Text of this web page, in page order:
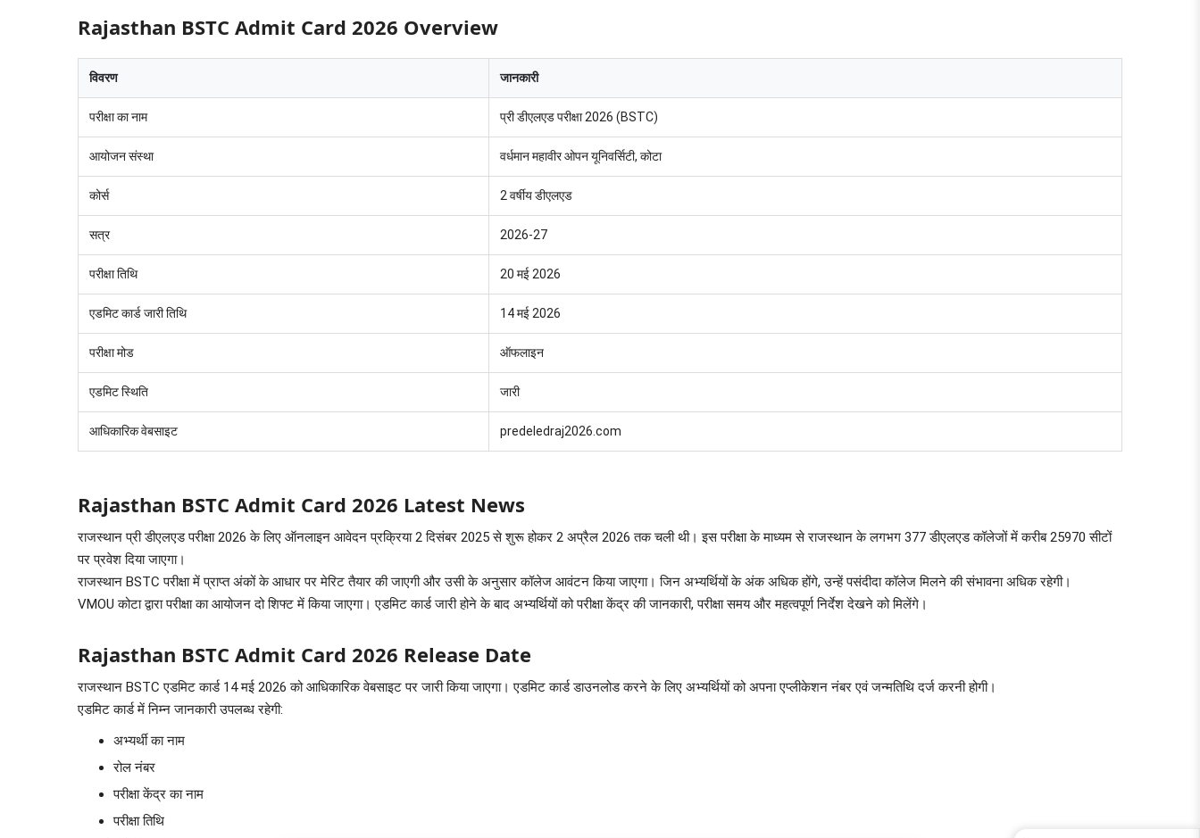
Rajasthan BSTC Admit Card 2026 Overview
विवरण जानकारी
परीक्षा का नाम प्री डीएलएड परीक्षा 2026 (BSTC)
आयोजन संस्था वर्धमान महावीर ओपन यूनिवर्सिटी, कोटा
कोर्स 2 वर्षीय डीएलएड
सत्र 2026-27
परीक्षा तिथि 20 मई 2026
एडमिट कार्ड जारी तिथि 14 मई 2026
परीक्षा मोड ऑफलाइन
एडमिट स्थिति जारी
आधिकारिक वेबसाइट predeledraj2026.com
Rajasthan BSTC Admit Card 2026 Latest News
राजस्थान प्री डीएलएड परीक्षा 2026 के लिए ऑनलाइन आवेदन प्रक्रिया 2 दिसंबर 2025 से शुरू होकर 2 अप्रैल 2026 तक चली थी। इस परीक्षा के माध्यम से राजस्थान के लगभग 377 डीएलएड कॉलेजों में करीब 25970 सीटों
पर प्रवेश दिया जाएगा।
राजस्थान BSTC परीक्षा में प्राप्त अंकों के आधार पर मेरिट तैयार की जाएगी और उसी के अनुसार कॉलेज आवंटन किया जाएगा। जिन अभ्यर्थियों के अंक अधिक होंगे, उन्हें पसंदीदा कॉलेज मिलने की संभावना अधिक रहेगी।
VMOU कोटा द्वारा परीक्षा का आयोजन दो शिफ्ट में किया जाएगा। एडमिट कार्ड जारी होने के बाद अभ्यर्थियों को परीक्षा केंद्र की जानकारी, परीक्षा समय और महत्वपूर्ण निर्देश देखने को मिलेंगे।
Rajasthan BSTC Admit Card 2026 Release Date
राजस्थान BSTC एडमिट कार्ड 14 मई 2026 को आधिकारिक वेबसाइट पर जारी किया जाएगा। एडमिट कार्ड डाउनलोड करने के लिए अभ्यर्थियों को अपना एप्लीकेशन नंबर एवं जन्मतिथि दर्ज करनी होगी।
एडमिट कार्ड में निम्न जानकारी उपलब्ध रहेगी:
अभ्यर्थी का नाम
रोल नंबर
परीक्षा केंद्र का नाम
परीक्षा तिथि